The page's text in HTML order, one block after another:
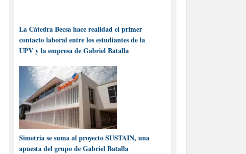
La Cátedra Becsa hace realidad el primer
contacto laboral entre los estudiantes de la
UPV y la empresa de Gabriel Batalla
Simetría se suma al proyecto SUSTAIN, una
apuesta del grupo de Gabriel Batalla